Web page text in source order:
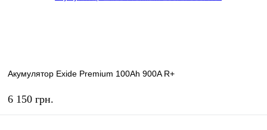
Акумулятор Exide Premium 100Ah 900A R+
6 150 грн.